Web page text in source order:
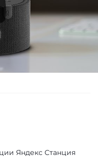
Яндекс Станция